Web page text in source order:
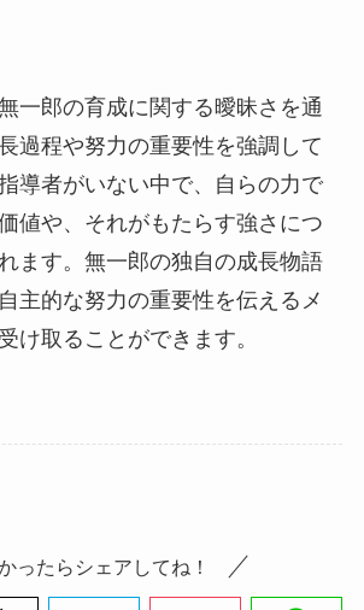
一郎の育成に関する曖昧さを通
過程や努力の重要性を強調して
導者がいない中で、自らの力で
値や、それがもたらす強さにつ
ます。無一郎の独自の成長物語
主的な努力の重要性を伝えるメ
け取ることができます。
ったらシェアしてね！